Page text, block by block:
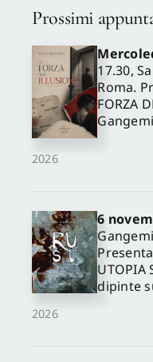
Prossimi
2026
17.30,
Roma.
FORZA
2026
6
UTOPIA
dipinte